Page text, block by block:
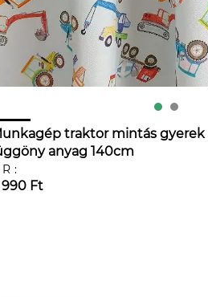
traktor mintás
anyag 140cm
Ft